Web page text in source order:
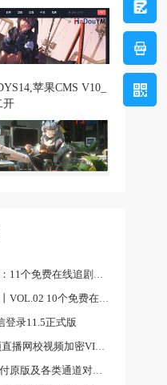
苹果CMS V10_
开
个免费在线追剧网站~
10个免费在线观看影视网
登录11.5正式版
校视频加密VIP卡密拼课认证
及各类通道对接插件,小程序